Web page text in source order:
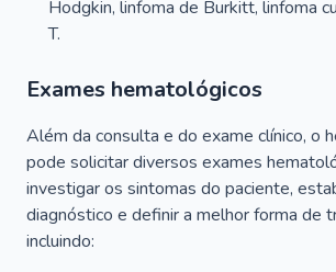
Hodgkin, linfoma de Burkitt, linfoma
T.
Exames hematológicos
Além da consulta e do exame clínico, o
pode solicitar diversos exames
investigar os sintomas do paciente,
diagnóstico e definir a melhor forma de
incluindo: